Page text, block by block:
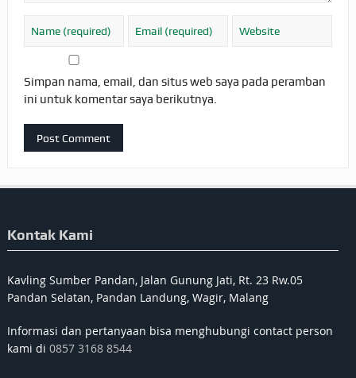
Simpan nama, email, dan situs web saya pada peramban
ini untuk komentar saya berikutnya.
Kontak Kami
Kavling Sumber Pandan, Jalan Gunung Jati, Rt. 23 Rw.05
Pandan Selatan, Pandan Landung, Wagir, Malang
Informasi dan pertanyaan bisa menghubungi contact person
kami di 0857 3168 8544